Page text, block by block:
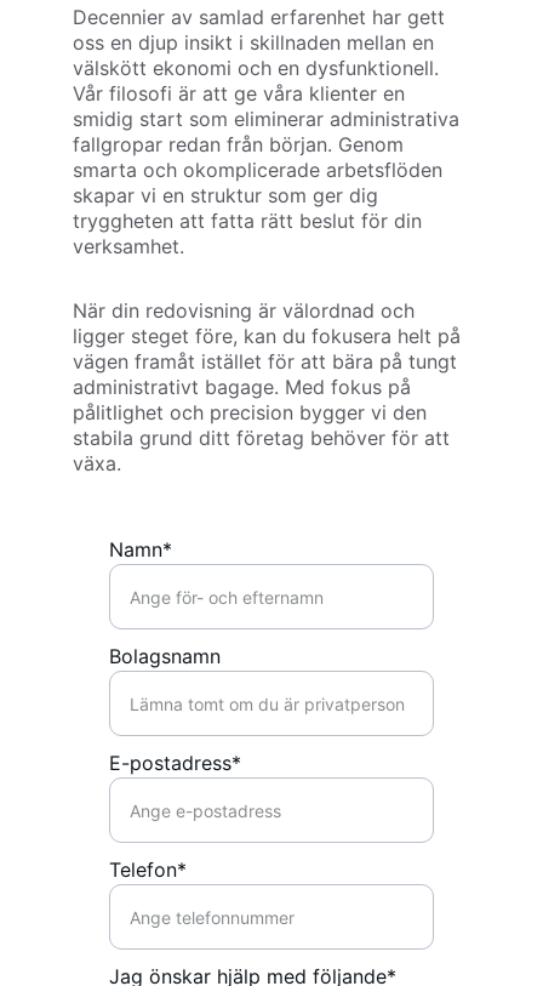
Decennier av samlad erfarenhet har gett
oss en djup insikt i skillnaden mellan en
välskött ekonomi och en dysfunktionell.
Vår filosofi är att ge våra klienter en
smidig start som eliminerar administrativa
fallgropar redan från början. Genom
smarta och okomplicerade arbetsflöden
skapar vi en struktur som ger dig
tryggheten att fatta rätt beslut för din
verksamhet.
När din redovisning är välordnad och
ligger steget före, kan du fokusera helt på
vägen framåt istället för att bära på tungt
administrativt bagage. Med fokus på
pålitlighet och precision bygger vi den
stabila grund ditt företag behöver för att
växa.
Namn*
Bolagsnamn
E-postadress*
Telefon*
Jag önskar hjälp med följande*